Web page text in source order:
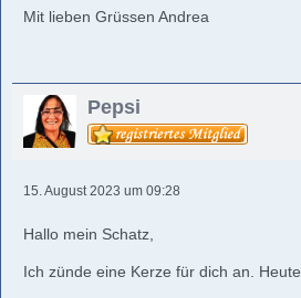
Mit lieben Grüssen Andrea
Pepsi
15. August 2023 um 09:28
Hallo mein Schatz,
Ich zünde eine Kerze für dich an. Heute,